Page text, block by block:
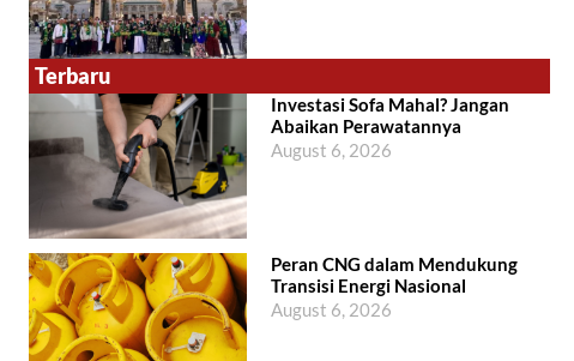
Terbaru
Investasi Sofa Mahal? Jangan
Abaikan Perawatannya
August 6, 2026
Peran CNG dalam Mendukung
Transisi Energi Nasional
August 6, 2026